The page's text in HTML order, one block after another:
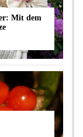
Mit dem